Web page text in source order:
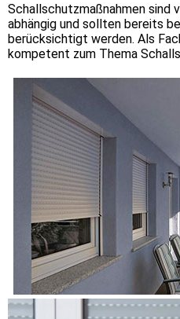
Schallschutzmaßnahmen sind
abhängig und sollten bereits
berücksichtigt werden. Als
kompetent zum Thema